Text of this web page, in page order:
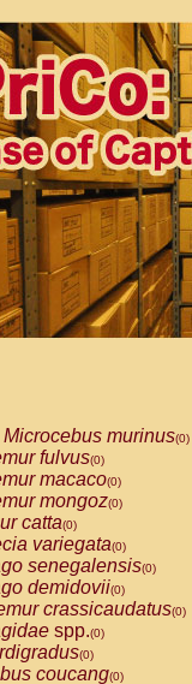
Microcebus murinus(0)
fulvus(0)
macaco(0)
mongoz(0)
catta(0)
variegata(0)
senegalensis(0)
demidovii(0)
crassicaudatus(0)
spp.(0)
(0)
coucang(0)